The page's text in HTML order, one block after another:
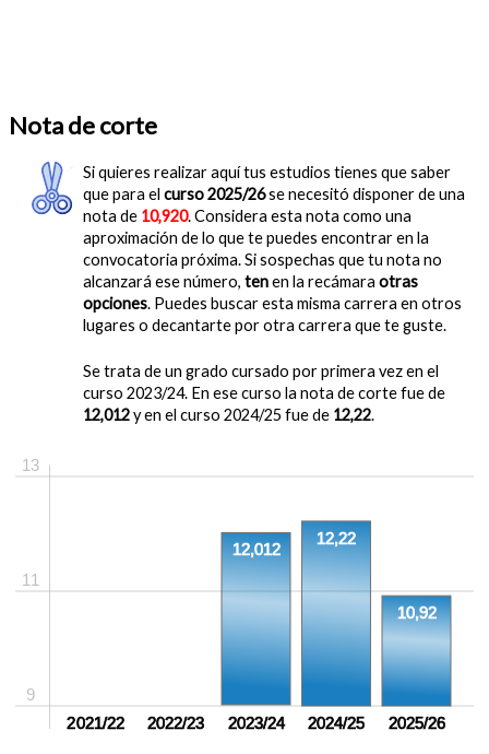
Nota de corte
Si quieres realizar aquí tus estudios tienes que saber
que para el curso 2025/26se necesitó disponer de una
nota de 10,920. Considera esta nota como una
aproximación de lo que te puedes encontrar en la
convocatoria próxima. Si sospechas que tu nota no
alcanzará ese número, tenen la recámara otras
opciones. Puedes buscar esta misma carrera en otros
lugares o decantarte por otra carrera que te guste.
Se trata de un grado cursado por primera vez en el
curso 2023/24. En ese curso la nota de corte fue de
12,012y en el curso 2024/25 fue de 12,22.
13
9
11
sin crear sin crear
12,012
12,22
10,92
2021/22 2022/23 2023/24 2024/25 2025/26